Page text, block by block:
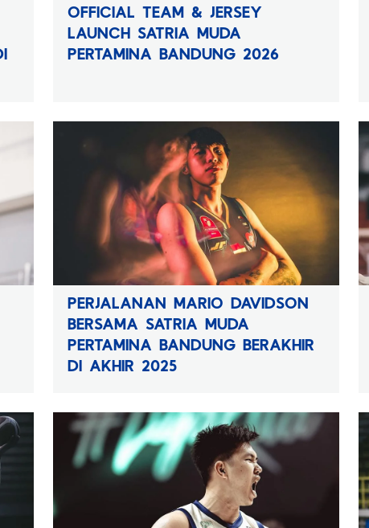
OFFICIAL TEAM & JERSEY
LAUNCH SATRIA MUDA
PERTAMINA BANDUNG 2026
PERJALANAN MARIO DAVIDSON
BERSAMA SATRIA MUDA
PERTAMINA BANDUNG BERAKHIR
DI AKHIR 2025